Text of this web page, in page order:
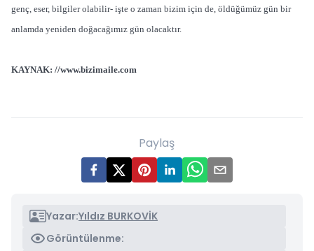
genç, eser, bilgiler olabilir- işte o zaman bizim için de, öldüğümüz gün bir
anlamda yeniden doğacağımız gün olacaktır.
KAYNAK: //www.bizimaile.com
Paylaş
Yazar:Yıldız BURKOVİK
Görüntülenme: